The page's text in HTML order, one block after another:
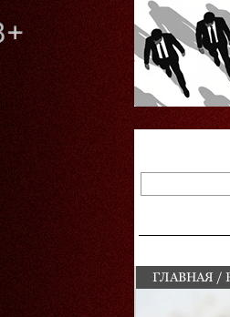
ВЫ
ГЛАВНАЯ /